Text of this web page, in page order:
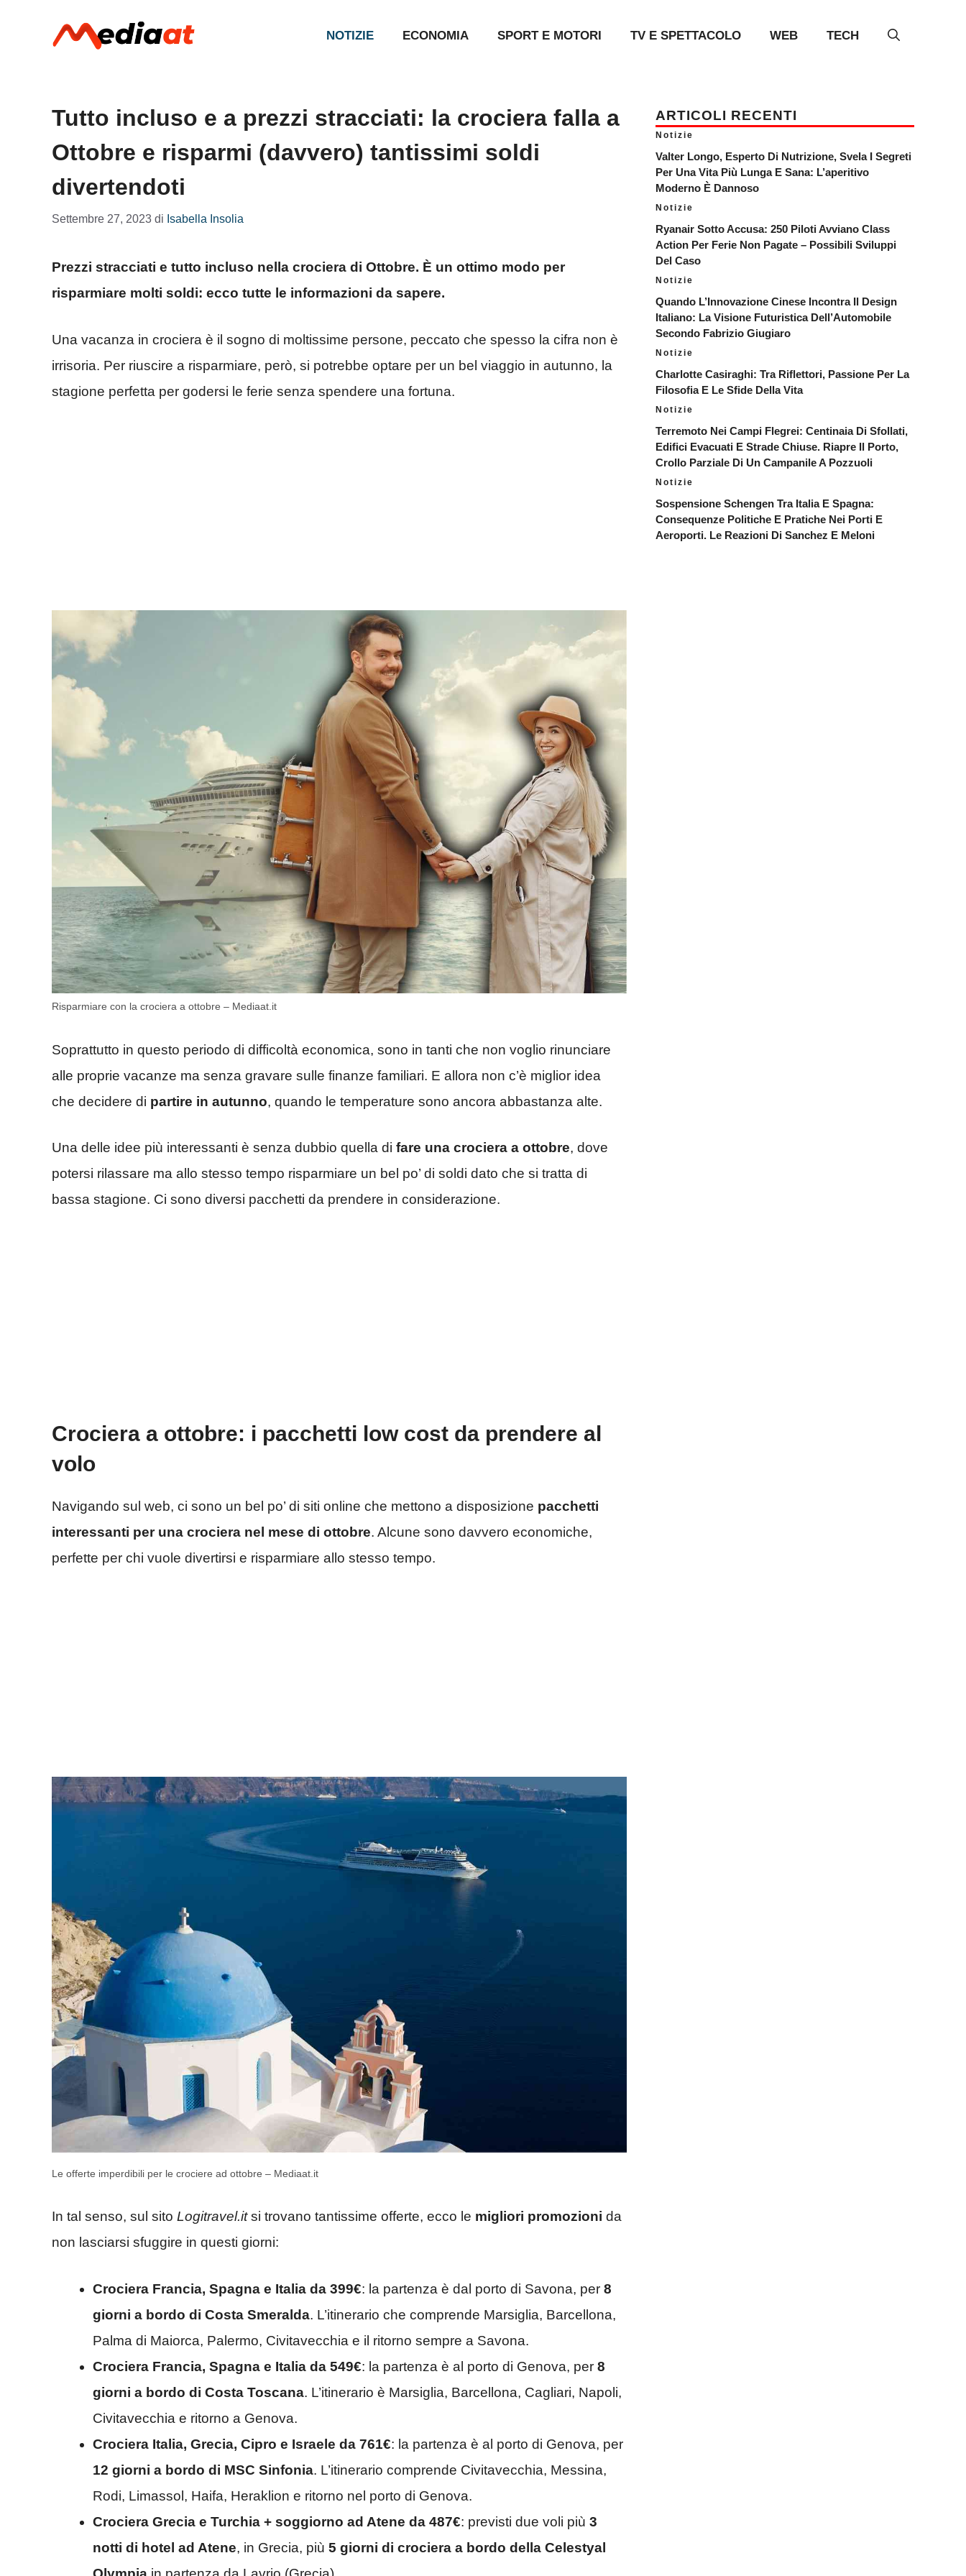
NOTIZIE ECONOMIA SPORT E MOTORI TV E SPETTACOLO WEB TECH
Tutto incluso e a prezzi stracciati: la crociera falla a
Ottobre e risparmi (davvero) tantissimi soldi
divertendoti
Settembre 27, 2023 di Isabella Insolia
Prezzi stracciati e tutto incluso nella crociera di Ottobre. È un ottimo modo per
risparmiare molti soldi: ecco tutte le informazioni da sapere.
Una vacanza in crociera è il sogno di moltissime persone, peccato che spesso la cifra non è
irrisoria. Per riuscire a risparmiare, però, si potrebbe optare per un bel viaggio in autunno, la
stagione perfetta per godersi le ferie senza spendere una fortuna.
Risparmiare con la crociera a ottobre – Mediaat.it
Soprattutto in questo periodo di difficoltà economica, sono in tanti che non voglio rinunciare
alle proprie vacanze ma senza gravare sulle finanze familiari. E allora non c’è miglior idea
che decidere di partire in autunno, quando le temperature sono ancora abbastanza alte.
Una delle idee più interessanti è senza dubbio quella di fare una crociera a ottobre, dove
potersi rilassare ma allo stesso tempo risparmiare un bel po’ di soldi dato che si tratta di
bassa stagione. Ci sono diversi pacchetti da prendere in considerazione.
Crociera a ottobre: i pacchetti low cost da prendere al
volo
Navigando sul web, ci sono un bel po’ di siti online che mettono a disposizione pacchetti
interessanti per una crociera nel mese di ottobre. Alcune sono davvero economiche,
perfette per chi vuole divertirsi e risparmiare allo stesso tempo.
Le offerte imperdibili per le crociere ad ottobre – Mediaat.it
In tal senso, sul sito Logitravel.itsi trovano tantissime offerte, ecco le migliori promozioni da
non lasciarsi sfuggire in questi giorni:
Crociera Francia, Spagna e Italia da 399€: la partenza è dal porto di Savona, per 8
giorni a bordo di Costa Smeralda. L’itinerario che comprende Marsiglia, Barcellona,
Palma di Maiorca, Palermo, Civitavecchia e il ritorno sempre a Savona.
Crociera Francia, Spagna e Italia da 549€: la partenza è al porto di Genova, per 8
giorni a bordo di Costa Toscana. L’itinerario è Marsiglia, Barcellona, Cagliari, Napoli,
Civitavecchia e ritorno a Genova.
Crociera Italia, Grecia, Cipro e Israele da 761€: la partenza è al porto di Genova, per
12 giorni a bordo di MSC Sinfonia. L’itinerario comprende Civitavecchia, Messina,
Rodi, Limassol, Haifa, Heraklion e ritorno nel porto di Genova.
Crociera Grecia e Turchia + soggiorno ad Atene da 487€: previsti due voli più 3
notti di hotel ad Atene, in Grecia, più 5 giorni di crociera a bordo della Celestyal
ARTICOLI RECENTI
Notizie
Valter Longo, Esperto Di Nutrizione, Svela I Segreti
Per Una Vita Più Lunga E Sana: L’aperitivo
Moderno È Dannoso
Notizie
Ryanair Sotto Accusa: 250 Piloti Avviano Class
Action Per Ferie Non Pagate – Possibili Sviluppi
Del Caso
Notizie
Quando L’Innovazione Cinese Incontra Il Design
Italiano: La Visione Futuristica Dell’Automobile
Secondo Fabrizio Giugiaro
Notizie
Charlotte Casiraghi: Tra Riflettori, Passione Per La
Filosofia E Le Sfide Della Vita
Notizie
Terremoto Nei Campi Flegrei: Centinaia Di Sfollati,
Edifici Evacuati E Strade Chiuse. Riapre Il Porto,
Crollo Parziale Di Un Campanile A Pozzuoli
Notizie
Sospensione Schengen Tra Italia E Spagna:
Consequenze Politiche E Pratiche Nei Porti E
Aeroporti. Le Reazioni Di Sanchez E Meloni